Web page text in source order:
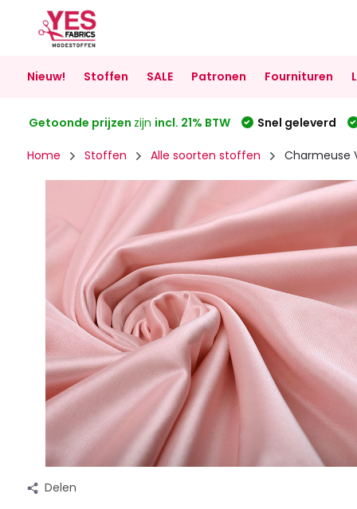
Nieuw! Stoffen SALE Patronen Fournituren
Getoonde prijzen zijn incl. 21% BTW Snel geleverd
Home Stoffen Alle soorten stoffen Charmeuse
Delen